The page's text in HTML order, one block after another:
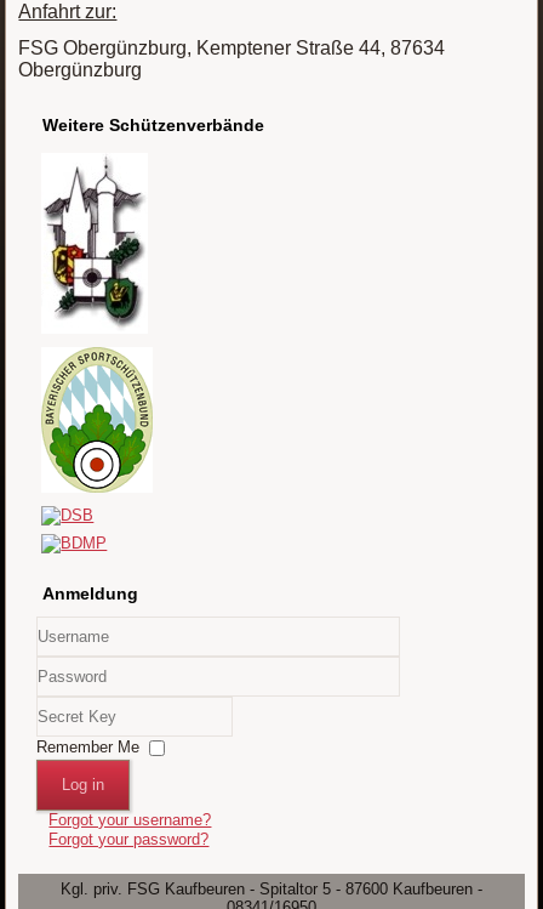
Anfahrt zur:
FSG Obergünzburg, Kemptener Straße 44, 87634
Obergünzburg
Weitere Schützenverbände
Anmeldung
Username
Password
Secret
Key
Remember Me
Log in
Forgot your username?
Forgot your password?
Kgl. priv. FSG Kaufbeuren - Spitaltor 5 - 87600 Kaufbeuren -